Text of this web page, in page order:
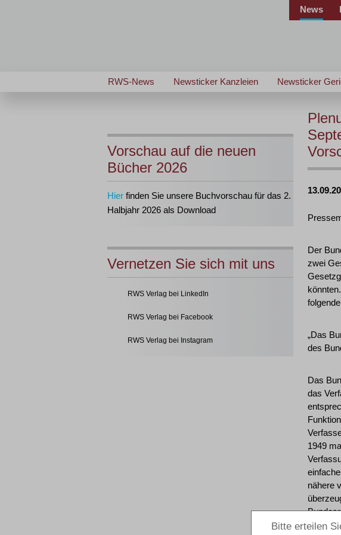
News
RWS-News Newsticker Kanzleien Newsticker
Vorschau auf die neuen
Bücher 2026
Hier finden Sie unsere Buchvorschau für das 2.
Halbjahr 2026 als Download
Vernetzen Sie sich mit uns
RWS Verlag bei LinkedIn
RWS Verlag bei Facebook
RWS Verlag bei Instagram
Der
zwei
„Das
des
Das
das
1949
nähere
gegen